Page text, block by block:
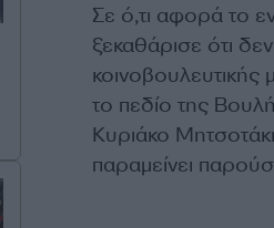
Σε ό,τι αφορά το
ξεκαθάρισε ότι
το πεδίο της
Κυριάκο
παραμείνει